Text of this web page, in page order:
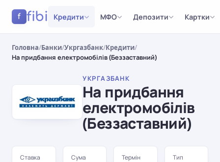
f fibi Кредити МФО Депозити Картки
Головна/Банки/Укргазбанк/Кредити/
На придбання електромобілів (Беззаставний)
УКРГАЗБАНК
На придбання
електромобілів
(Беззаставний)
Ставка Сума Термін Тип